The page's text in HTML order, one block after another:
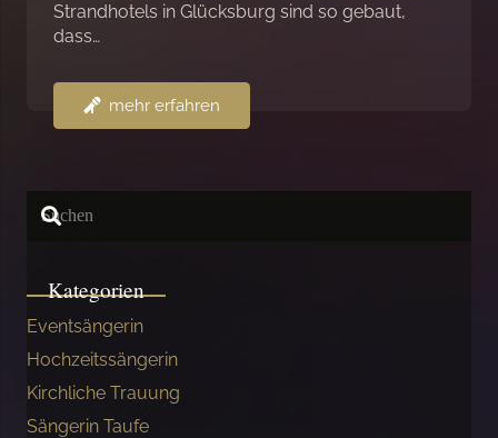
Strandhotels in Glücksburg sind so gebaut,
dass…
mehr erfahren
Kategorien
Eventsängerin
Hochzeitssängerin
Kirchliche Trauung
Sängerin Taufe